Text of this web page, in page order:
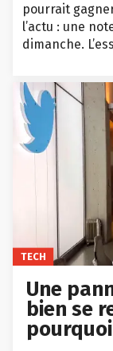
pourrait
l’actu : une
dimanche.
TECH
Une
bien se
pourquoi